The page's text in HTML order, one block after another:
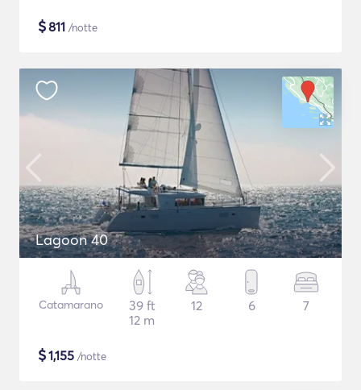
$811 /notte
Lagoon 40
Catamarano
39 ft
12 m
12 6 7
$1,155 /notte